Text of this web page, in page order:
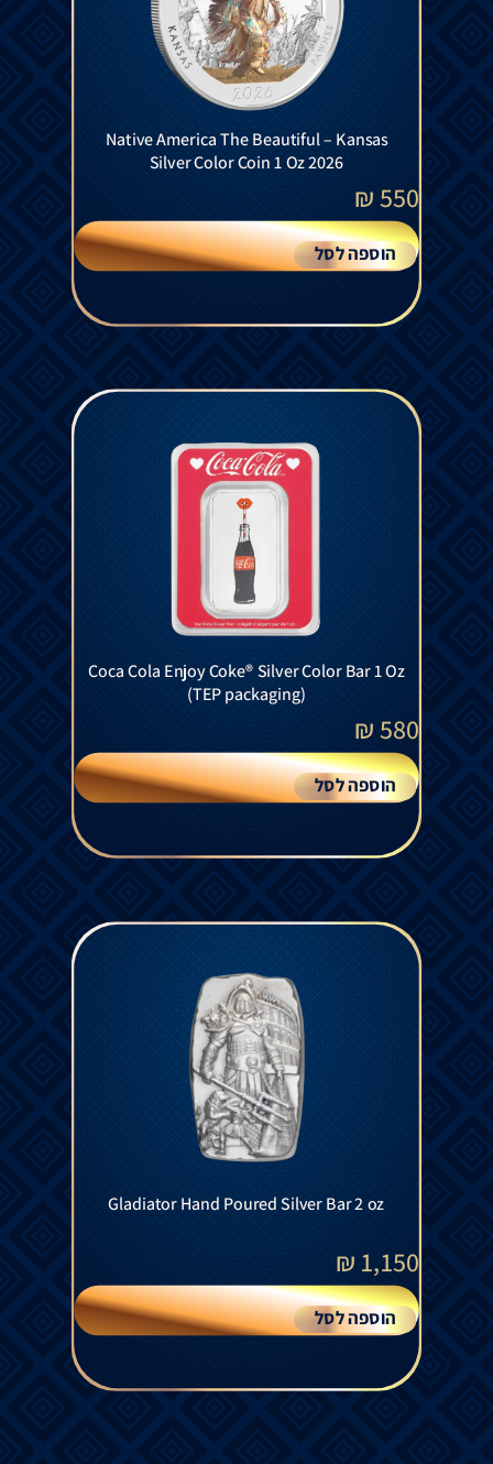
Native America The Beautiful – Kansas
Silver Color Coin 1 Oz 2026
550
₪
הוספה לסל
Coca Cola Enjoy Coke® Silver Color Bar 1 Oz
(TEP packaging)
580
₪
הוספה לסל
Gladiator Hand Poured Silver Bar 2 oz
1,150
₪
הוספה לסל